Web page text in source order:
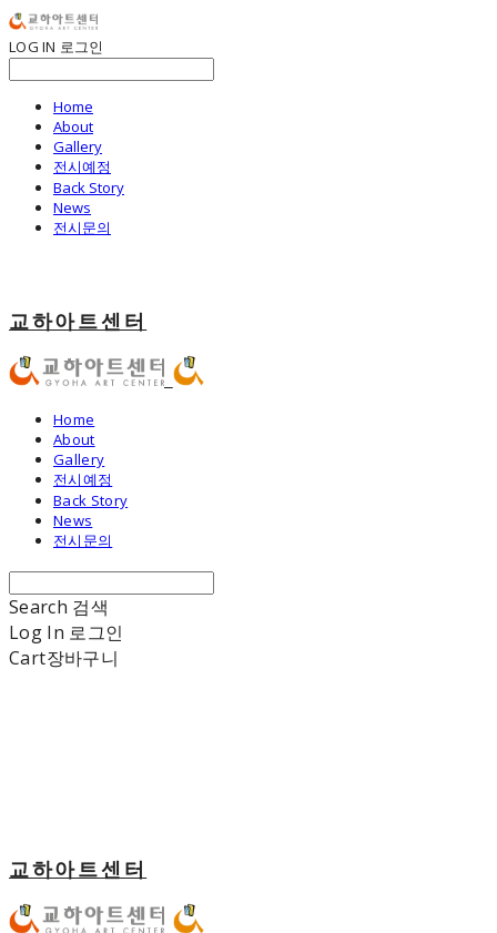
LOG IN 로그인
Home
About
Gallery
전시예정
Back Story
News
전시문의
교하아트센터
Home
About
Gallery
전시예정
Back Story
News
전시문의
Search 검색
Log In 로그인
Cart장바구니
교하아트센터